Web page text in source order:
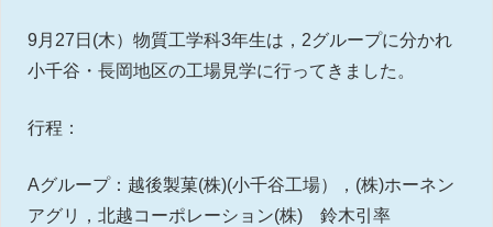
9月27日(木）物質工学科3年生は，2グループに分かれ
小千谷・長岡地区の工場見学に行ってきました。
行程：
Aグループ：越後製菓(株)(小千谷工場），(株)ホーネン
アグリ，北越コーポレーション(株) 鈴木引率